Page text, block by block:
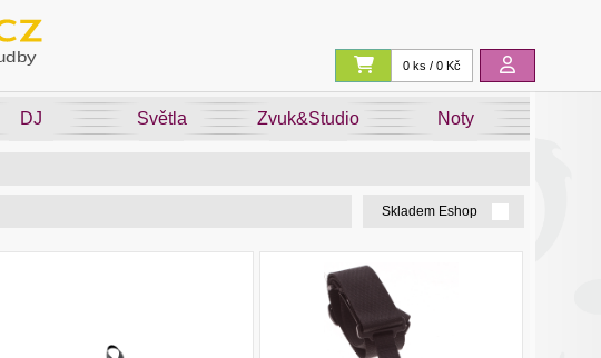
0 ks / 0 Kč
DJ Světla Zvuk&Studio Noty
Skladem Eshop